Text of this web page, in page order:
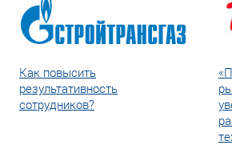
Как повысить
результативность
сотрудников?